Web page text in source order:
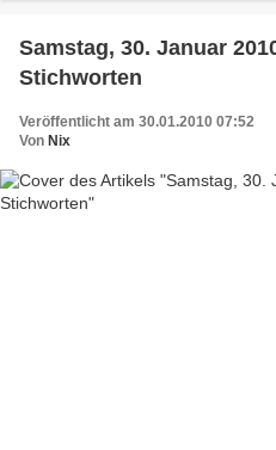
Samstag, 30. Januar
Stichworten
Veröffentlicht am 30.01.2010 07:52
Von Nix